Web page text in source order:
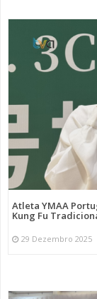
Atleta YMAA
Kung Fu
29 Dezembro 2025